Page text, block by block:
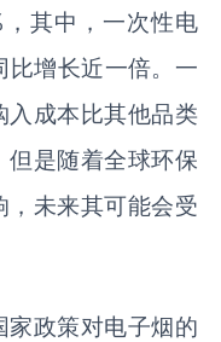
其中，一次性电
增长近一倍。一
入成本比其他品类
是随着全球环保
未来其可能会受
政策对电子烟的